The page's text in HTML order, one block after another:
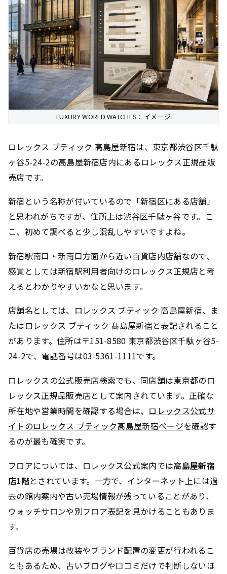
LUXURY WORLD WATCHES：イメージ
ロレックス ブティック 高島屋新宿は、東京都渋谷区千駄
ヶ谷5-24-2の高島屋新宿店内にあるロレックス正規品販
売店です。
新宿という名称が付いているので「新宿区にある店舗」
と思われがちですが、住所上は渋谷区千駄ヶ谷です。こ
こ、初めて調べると少し混乱しやすいですよね。
新宿駅南口・新南口方面から近い百貨店内店舗なので、
感覚としては新宿駅利用者向けのロレックス正規店と考
えるとわかりやすいかなと思います。
店舗名としては、ロレックス ブティック 高島屋新宿、ま
たはロレックス ブティック 髙島屋新宿と表記されること
があります。住所は〒151-8580 東京都渋谷区千駄ヶ谷5-
24-2で、電話番号は03-5361-1111です。
ロレックスの公式販売店検索でも、同店舗は東京都のロ
レックス正規品販売店として案内されています。正確な
所在地や営業時間を確認する場合は、 ロレックス公式サ
イトのロレックス ブティック髙島屋新宿ページを確認す
るのが最も確実です。
フロアについては、ロレックス公式案内では高島屋新宿
店1階とされています。一方で、インターネット上には過
去の館内案内や古い売場情報が残っていることがあり、
ウォッチサロンや別フロア表記を見かけることもありま
す。
百貨店の売場は改装やブランド配置の変更が行われるこ
ともあるため、古いブログや口コミだけで判断しないほ